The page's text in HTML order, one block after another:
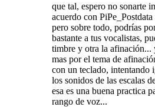
que tal, espero no sonarte
acuerdo con
pero sobre todo, podrías
bastante a tus vocalistas,
timbre y otra la afinación...
mas por el tema de
con un teclado, intentando
los sonidos de las escalas
esa es una buena practica
rango de voz...